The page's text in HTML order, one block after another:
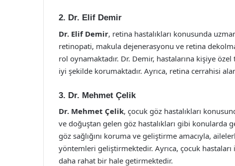
2. Dr. Elif Demir
Dr. Elif Demir, retina hastalıkları konusunda
retinopati, makula dejenerasyonu ve retina
rol oynamaktadır. Dr. Demir, hastalarına kişiye
iyi şekilde korumaktadır. Ayrıca, retina cerrahisi
3. Dr. Mehmet Çelik
Dr. Mehmet Çelik, çocuk göz hastalıkları
ve doğuştan gelen göz hastalıkları gibi konularda
göz sağlığını koruma ve geliştirme amacıyla,
yöntemleri geliştirmektedir. Ayrıca, çocuk
daha rahat bir hale getirmektedir.